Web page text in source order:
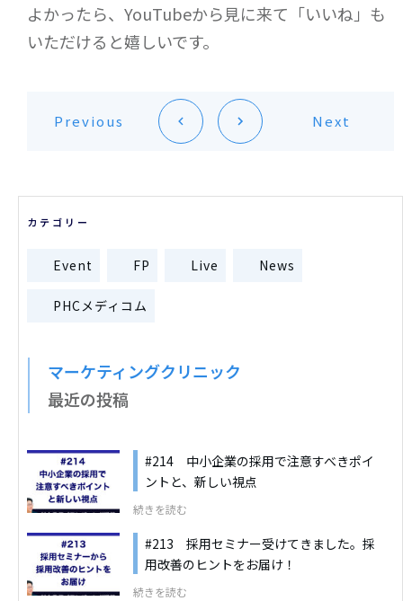
よかったら、YouTubeから見に来て「いいね」も
いただけると嬉しいです。
Previous Next
カテゴリー
Event FP Live News
PHCメディコム
マーケティングクリニック
最近の投稿
#214 中小企業の採用で注意すべきポイ
ントと、新しい視点
続きを読む
#213 採用セミナー受けてきました。採
用改善のヒントをお届け！
続きを読む